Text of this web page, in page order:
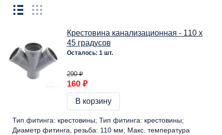
Крестовина канализационная - 110 х
45 градусов
Осталось: 1 шт.
290 ₽
160 ₽
В корзину
Тип фитинга: крестовины Тип фитинга: крестовины
Диаметр фитинга, резьба: 110 мм
Макс. температура